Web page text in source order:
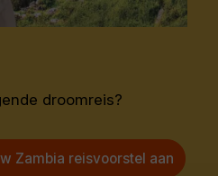
droomreis?
Zambia reisvoorstel aan